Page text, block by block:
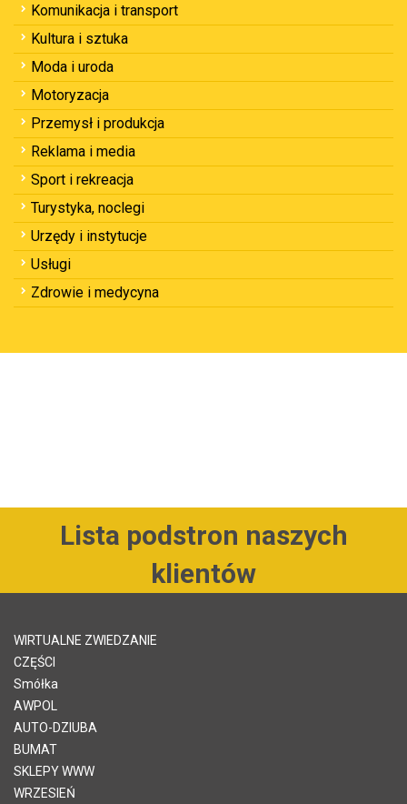
Komunikacja i transport
Kultura i sztuka
Moda i uroda
Motoryzacja
Przemysł i produkcja
Reklama i media
Sport i rekreacja
Turystyka, noclegi
Urzędy i instytucje
Usługi
Zdrowie i medycyna
Lista podstron naszych
klientów
WIRTUALNE ZWIEDZANIE
CZĘŚCI
Smółka
AWPOL
AUTO-DZIUBA
BUMAT
SKLEPY WWW
WRZESIEŃ